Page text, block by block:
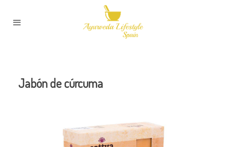
Jabón de cúrcuma